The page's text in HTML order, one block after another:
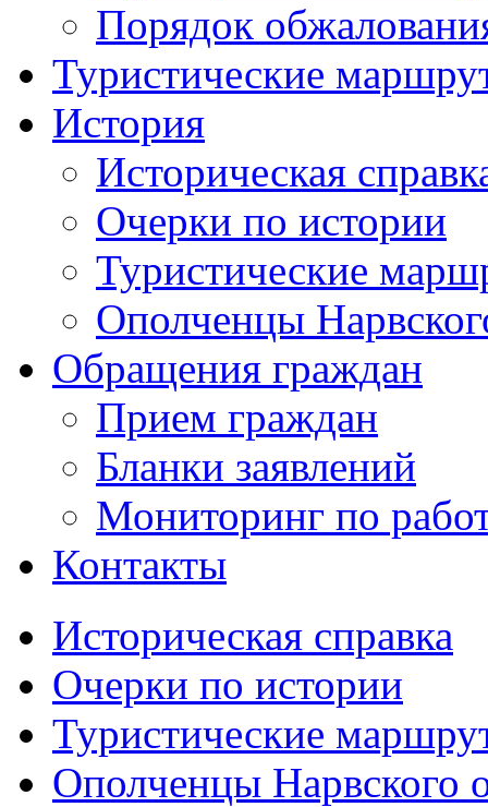
Порядок
Туристические
История
Историческая
Очерки по истории
Туристические
Ополченцы
Обращения граждан
Прием граждан
Бланки заявлений
Мониторинг по
Контакты
Историческая справка
Очерки по истории
Туристические
Ополченцы Нарвского